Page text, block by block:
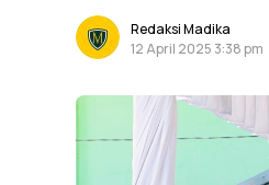
Redaksi Madika
12 April 2025 3:38 pm